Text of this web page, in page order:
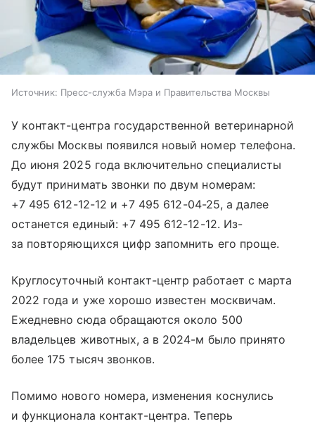
Источник: Пресс-служба Мэра и Правительства Москвы
У контакт-центра государственной ветеринарной
службы Москвы появился новый номер телефона.
До июня 2025 года включительно специалисты
будут принимать звонки по двум номерам:
+7 495 612⁠-12⁠-12 и +7 495 612⁠-04⁠-25, а далее
останется единый: +7 495 612⁠-12⁠-12. Из-
за повторяющихся цифр запомнить его проще.
Круглосуточный контакт-центр работает с марта
2022 года и уже хорошо известен москвичам.
Ежедневно сюда обращаются около 500
владельцев животных, а в 2024-м было принято
более 175 тысяч звонков.
Помимо нового номера, изменения коснулись
и функционала контакт-центра. Теперь